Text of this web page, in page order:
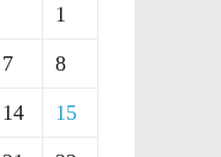
1
7 8
14 15